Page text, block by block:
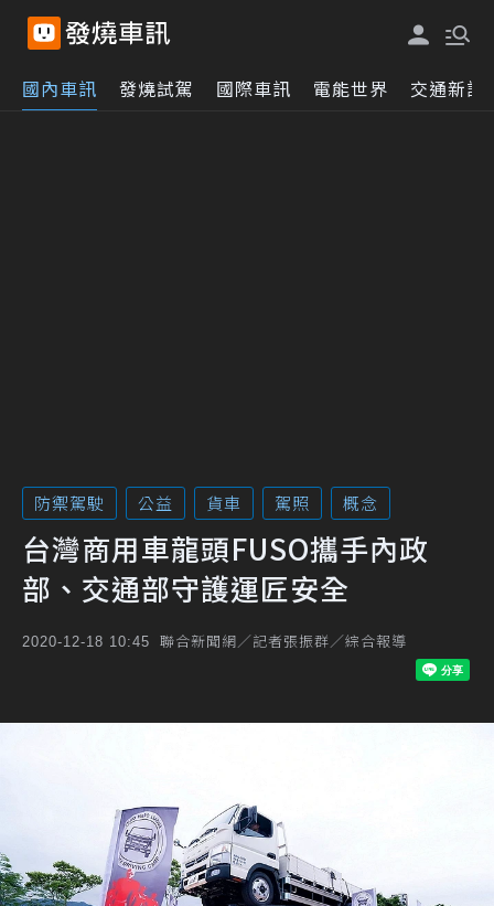
國內車訊 發燒試駕 國際車訊 電能世界 交通新訊
防禦駕駛 公益 貨車 駕照 概念
台灣商用車龍頭FUSO攜手內政
部、交通部守護運匠安全
2020-12-18 10:45 聯合新聞網／記者張振群／綜合報導